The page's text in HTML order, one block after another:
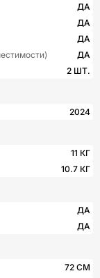
ДА
ДА
ДА
ДА
2 ШТ.
2024
11 КГ
10.7 КГ
ДА
ДА
72 СМ